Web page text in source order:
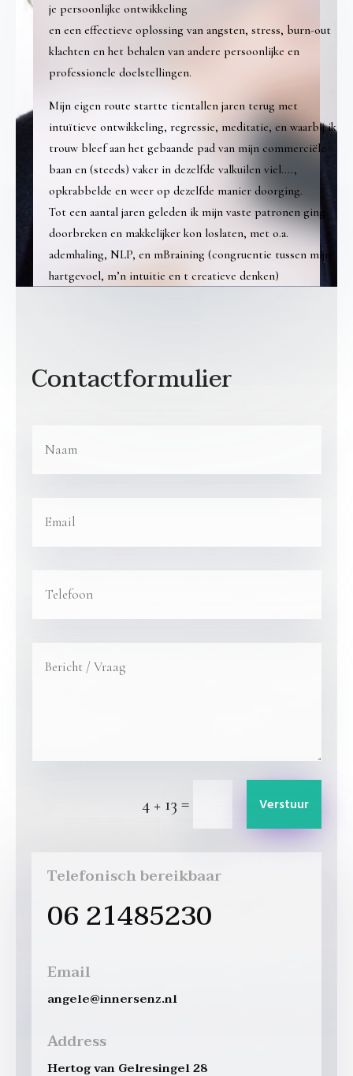
je persoonlijke ontwikkeling
en een effectieve oplossing van angsten, stress, burn-out
klachtenen het behalen van andere persoonlijke en
professionele doelstellingen.
Mijn eigen route startte tientallen jaren terug met
intuïtieve ontwikkeling, regressie, meditatie, en waarbij ik
trouw bleef aan het gebaande pad van mijn commerciële
baan en (steeds) vaker in dezelfde valkuilen viel….,
opkrabbelde en weer op dezelfde manier doorging.
Tot een aantal jaren geleden ik mijn vaste patronen ging
doorbreken en makkelijker kon loslaten, met o.a.
ademhaling, NLP, en mBraining (congruentie tussen mijn
hartgevoel, m’n intuitie en t creatieve denken)
Contactformulier
4 + 13 = Verstuur
Telefonisch bereikbaar
06 21485230
Email
angele@innersenz.nl
Address
Hertog van Gelresingel 28